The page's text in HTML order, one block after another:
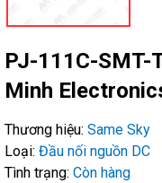
PJ-111C-SMT-
Minh
Thương hiệu: Same Sky
Loại: Đầu nối nguồn DC
Tình trạng: Còn hàng